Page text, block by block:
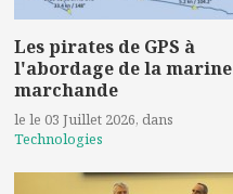
Les pirates de GPS à
l'abordage de la marine
marchande
le le 03 Juillet 2026, dans
Technologies